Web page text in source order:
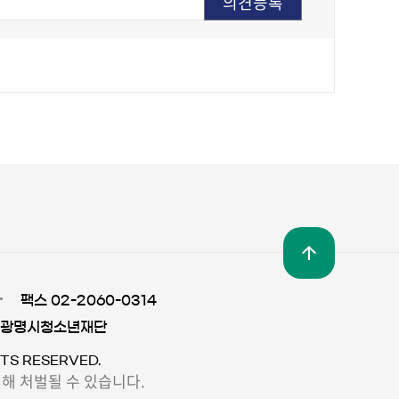
팩스 02-2060-0314
명시청소년재단
RESERVED.
처벌될 수 있습니다.